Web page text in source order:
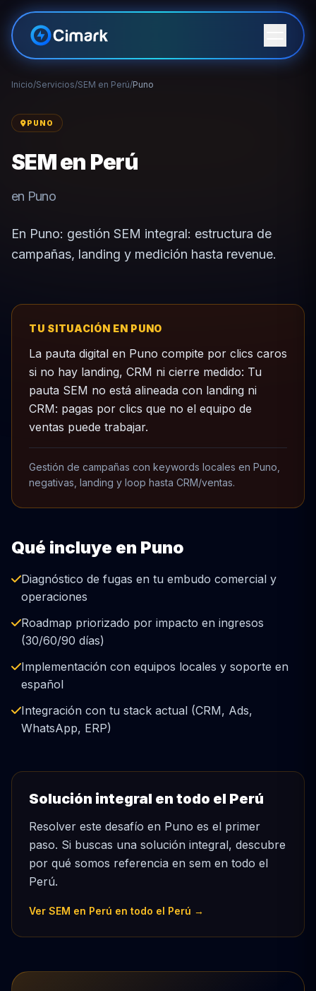
Inicio/Servicios/SEM en Perú/Puno
PUNO
SEM en Perú
en Puno
En Puno: gestión SEM integral: estructura de
campañas, landing y medición hasta revenue.
TU SITUACIÓN EN PUNO
La pauta digital en Puno compite por clics caros
si no hay landing, CRM ni cierre medido: Tu
pauta SEM no está alineada con landing ni
CRM: pagas por clics que no el equipo de
ventas puede trabajar.
Gestión de campañas con keywords locales en Puno,
negativas, landing y loop hasta CRM/ventas.
Qué incluye en Puno
Diagnóstico de fugas en tu embudo comercial y
operaciones
Roadmap priorizado por impacto en ingresos
(30/60/90 días)
Implementación con equipos locales y soporte en
español
Integración con tu stack actual (CRM, Ads,
WhatsApp, ERP)
Solución integral en todo el Perú
Resolver este desafío en Puno es el primer
paso. Si buscas una solución integral, descubre
por qué somos referencia en sem en todo el
Perú.
Ver SEM en Perú en todo el Perú →